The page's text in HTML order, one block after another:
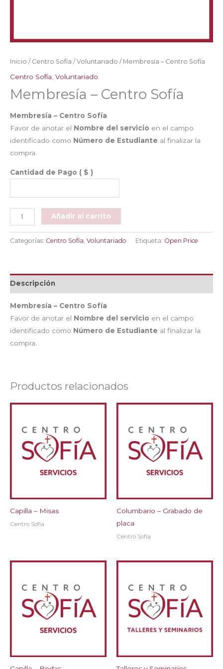
Inicio / Centro Sofía / Voluntariado / Membresía – Centro Sofía
Centro Sofía Voluntariado
Membresía – Centro Sofía
Membresía – Centro Sofía
Favor de anotar el Nombre del servicio en el campo
identificado como Número de Estudiante al finalizar la
compra.
Cantidad de Pago ( $ )
Membresía
-
Centro
Añadir al carrito
Categorías: Centro Sofía, Voluntariado Etiqueta: Open Price
Descripción
Membresía – Centro Sofía
Favor de anotar el Nombre del servicio en el campo
identificado como Número de Estudiante al finalizar la
compra.
Productos relacionados
Capilla – Misas
Centro Sofía
Columbario – Grabado de
placa
Centro Sofía